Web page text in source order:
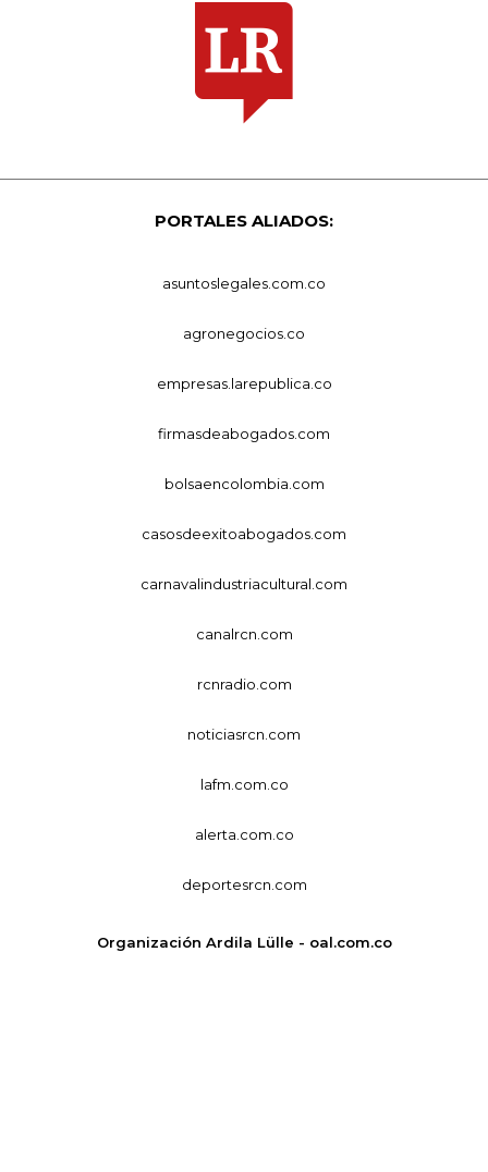
PORTALES ALIADOS:
asuntoslegales.com.co
agronegocios.co
empresas.larepublica.co
firmasdeabogados.com
bolsaencolombia.com
casosdeexitoabogados.com
carnavalindustriacultural.com
canalrcn.com
rcnradio.com
noticiasrcn.com
lafm.com.co
alerta.com.co
deportesrcn.com
Organización Ardila Lülle - oal.com.co